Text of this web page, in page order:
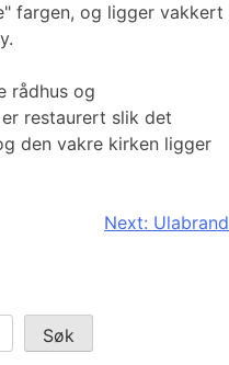
fargen, og ligger vakkert
rådhus og
restaurert slik det
den vakre kirken ligger
Next: Ulabrand
Søk